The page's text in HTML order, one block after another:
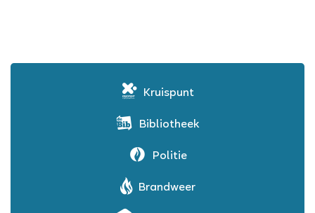
Kruispunt
Bibliotheek
Politie
Brandweer